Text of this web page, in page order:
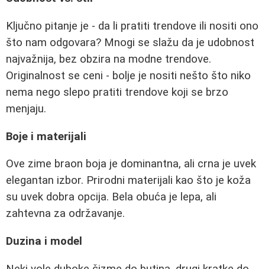
Ključno pitanje je - da li pratiti trendove ili nositi ono
što nam odgovara? Mnogi se slažu da je udobnost
najvažnija, bez obzira na modne trendove.
Originalnost se ceni - bolje je nositi nešto što niko
nema nego slepo pratiti trendove koji se brzo
menjaju.
Boje i materijali
Ove zime braon boja je dominantna, ali crna je uvek
elegantan izbor. Prirodni materijali kao što je koža
su uvek dobra opcija. Bela obuća je lepa, ali
zahtevna za održavanje.
Duzina i model